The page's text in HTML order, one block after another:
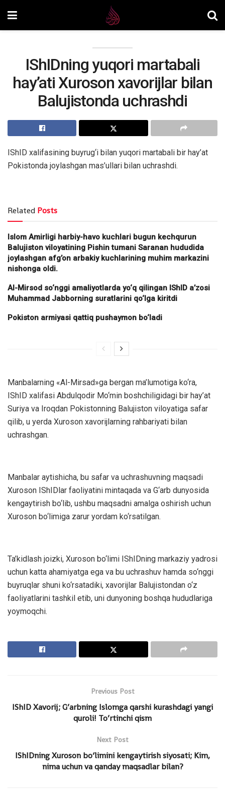
IShIDning yuqori martabali
hay’ati Xuroson xavorijlar bilan
Balujistonda uchrashdi
IShID xalifasining buyrug‘i bilan yuqori martabali bir hay’at
Pokistonda joylashgan mas’ullari bilan uchrashdi.
Related Posts
Islom Amirligi harbiy-havo kuchlari bugun kechqurun
Balujiston viloyatining Pishin tumani Saranan hududida
joylashgan afg’on arbakiy kuchlarining muhim markazini
nishonga oldi.
Al-Mirsod so‘nggi amaliyotlarda yo‘q qilingan IShID a’zosi
Muhammad Jabborning suratlarini qo‘lga kiritdi
Pokiston armiyasi qattiq pushaymon bo‘ladi
Manbalarning «Al-Mirsad»ga bergan ma’lumotiga ko‘ra,
IShID xalifasi Abdulqodir Mo‘min boshchiligidagi bir hay’at
Suriya va Iroqdan Pokistonning Balujiston viloyatiga safar
qilib, u yerda Xuroson xavorijlarning rahbariyati bilan
uchrashgan.
Manbalar aytishicha, bu safar va uchrashuvning maqsadi
Xuroson IShIDlar faoliyatini mintaqada va G‘arb dunyosida
kengaytirish bo‘lib, ushbu maqsadni amalga oshirish uchun
Xuroson bo‘limiga zarur yordam ko‘rsatilgan.
Ta’kidlash joizki, Xuroson bo‘limi IShIDning markaziy yadrosi
uchun katta ahamiyatga ega va bu uchrashuv hamda so‘nggi
buyruqlar shuni ko‘rsatadiki, xavorijlar Balujistondan o‘z
faoliyatlarini tashkil etib, uni dunyoning boshqa hududlariga
yoymoqchi.
Previous Post
IShID Xavorij; G’arbning Islomga qarshi kurashdagi yangi
quroli! To’rtinchi qism
Next Post
IShIDning Xuroson bo‘limini kengaytirish siyosati; Kim,
nima uchun va qanday maqsadlar bilan?